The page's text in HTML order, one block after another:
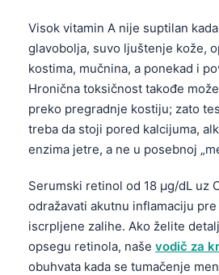
Visok vitamin A nije suptilan
glavobolja, suvo ljuštenje kože,
kostima, mučnina, a ponekad i
Hronična toksičnost takođe
preko pregradnje kostiju; zato
treba da stoji pored kalcijuma,
enzima jetre, a ne u posebnoj
Serumski retinol od 18 µg/dL uz
odražavati akutnu inflamaciju
iscrpljene zalihe. Ako želite
opsegu retinola, naše vodič za
obuhvata kada se tumačenje